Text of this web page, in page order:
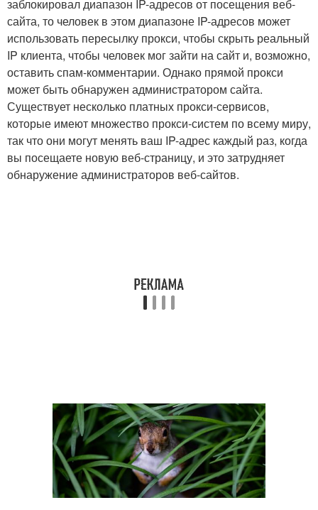
заблокировал диапазон IP-адресов от посещения веб-
сайта, то человек в этом диапазоне IP-адресов может
использовать пересылку прокси, чтобы скрыть реальный
IP клиента, чтобы человек мог зайти на сайт и, возможно,
оставить спам-комментарии. Однако прямой прокси
может быть обнаружен администратором сайта.
Существует несколько платных прокси-сервисов,
которые имеют множество прокси-систем по всему миру,
так что они могут менять ваш IP-адрес каждый раз, когда
вы посещаете новую веб-страницу, и это затрудняет
обнаружение администраторов веб-сайтов.